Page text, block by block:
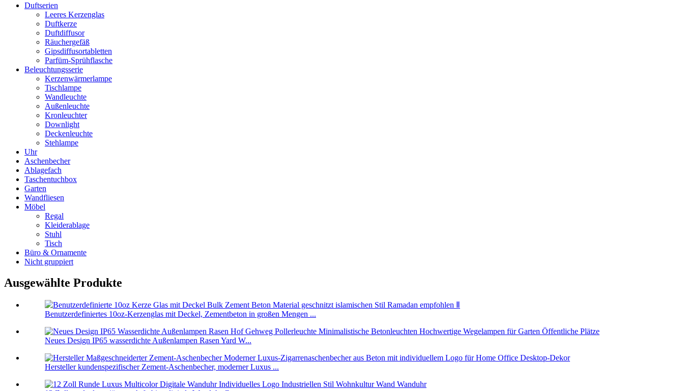
Duftserien
Leeres Kerzenglas
Duftkerze
Duftdiffusor
Räuchergefäß
Gipsdiffusortabletten
Parfüm-Sprühflasche
Beleuchtungsserie
Kerzenwärmerlampe
Tischlampe
Wandleuchte
Außenleuchte
Kronleuchter
Downlight
Deckenleuchte
Stehlampe
Uhr
Aschenbecher
Ablagefach
Taschentuchbox
Garten
Wandfliesen
Möbel
Regal
Kleiderablage
Stuhl
Tisch
Büro & Ornamente
Nicht gruppiert
Ausgewählte Produkte
Benutzerdefiniertes 10oz-Kerzenglas mit Deckel, Zementbeton in großen Mengen ...
Neues Design IP65 wasserdichte Außenlampen Rasen Yard W...
Hersteller kundenspezifischer Zement-Aschenbecher, moderner Luxus ...